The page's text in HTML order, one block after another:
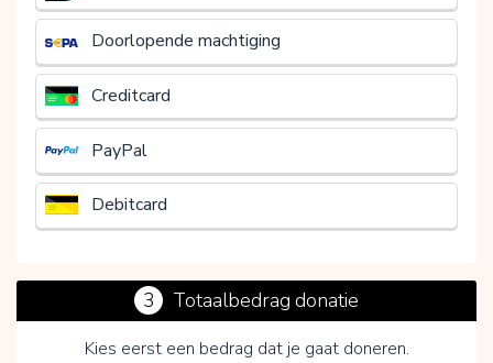
Doorlopende machtiging
Creditcard
PayPal
Debitcard
3 Totaalbedrag donatie
Kies eerst een bedrag dat je gaat doneren.